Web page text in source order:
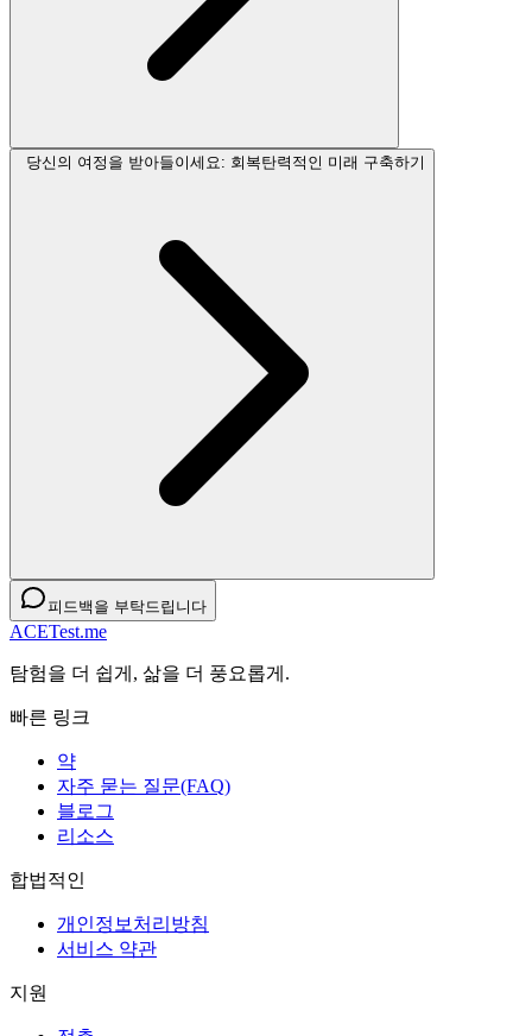
당신의 여정을 받아들이세요: 회복탄력적인 미래 구축하기
피드백을 부탁드립니다
ACETest.me
탐험을 더 쉽게, 삶을 더 풍요롭게.
빠른 링크
약
자주 묻는 질문(FAQ)
블로그
리소스
합법적인
개인정보처리방침
서비스 약관
지원